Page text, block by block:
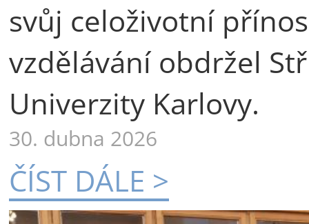
svůj celoživotní
vzdělávání obdržel
Univerzity Karlovy.
30. dubna 2026
ČÍST DÁLE >